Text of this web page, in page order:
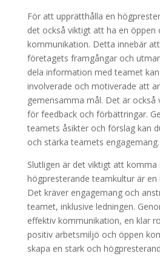
För att upprätthålla en
det också viktigt att ha en öppen
kommunikation. Detta innebär
företagets framgångar och
dela information med teamet
involverade och motiverade att
gemensamma mål. Det är
för feedback och förbättringar.
teamets åsikter och förslag kan
och stärka teamets engagemang.
Slutligen är det viktigt att komma
högpresterande teamkultur är en
Det kräver engagemang och
teamet, inklusive ledningen.
effektiv kommunikation, en klar
positiv arbetsmiljö och öppen
skapa en stark och